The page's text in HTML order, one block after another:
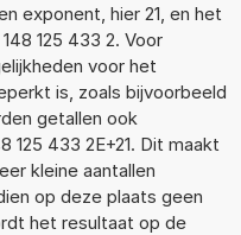
exponent, hier 21, en het
125 433 2. Voor
voor het
is, zoals bijvoorbeeld
getallen ook
125 433 2E+21. Dit maakt
kleine aantallen
op deze plaats geen
het resultaat op de